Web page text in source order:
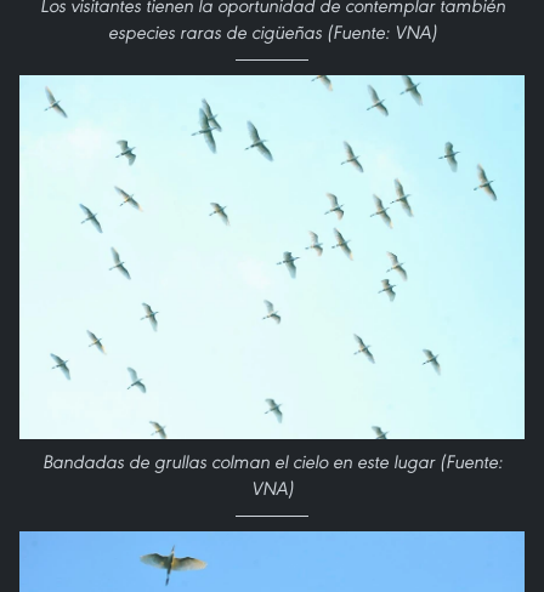
Los visitantes tienen la oportunidad de contemplar también
especies raras de cigüeñas (Fuente: VNA)
Bandadas de grullas colman el cielo en este lugar (Fuente:
VNA)